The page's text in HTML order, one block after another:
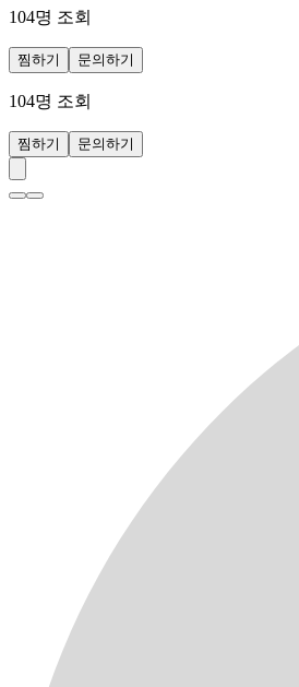
104명 조회
찜하기 문의하기
104명 조회
찜하기 문의하기